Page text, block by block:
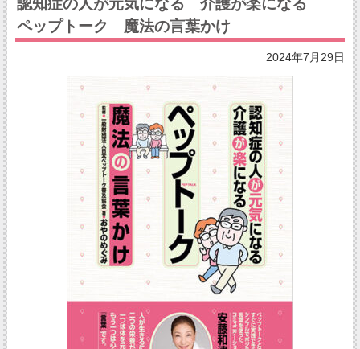
ペップトーク 魔法の言葉かけ
2024年7月29日